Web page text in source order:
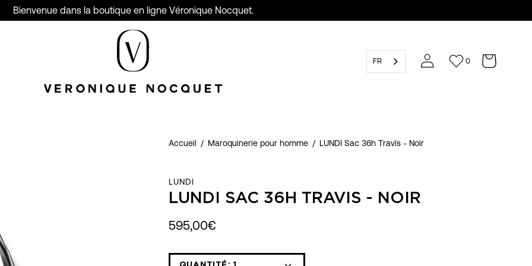
Bienvenue dans la boutique en ligne Véronique Nocquet.
FR 0
Accueil / Maroquinerie pour homme / LUNDI Sac 36h Travis - Noir
LUNDI
LUNDI SAC 36H TRAVIS - NOIR
595,00€